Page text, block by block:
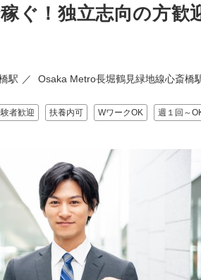
ぐ！独立志向の方
駅 Osaka Metro長堀鶴見緑地線心斎橋
者歓迎 扶養内可 WワークOK 週１回～